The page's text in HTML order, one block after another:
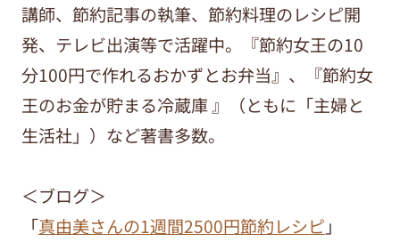
講師、節約記事の執筆、節約料理のレシピ開
発、テレビ出演等で活躍中。『節約女王の10
分100円で作れるおかずとお弁当』、『節約女
王のお金が貯まる冷蔵庫 』（ともに「主婦と
生活社」）など著書多数。
＜ブログ＞
「真由美さんの1週間2500円節約レシピ 」